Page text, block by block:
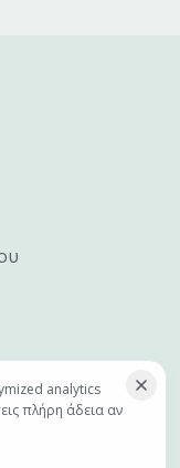
analytics
πλήρη άδεια αν